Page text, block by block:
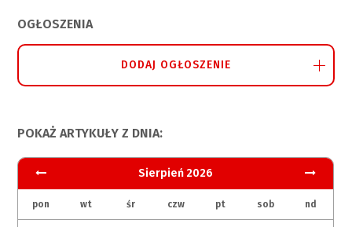
OGŁOSZENIA
DODAJ OGŁOSZENIE
POKAŻ ARTYKUŁY Z DNIA:
Sierpień 2026
pon wt śr czw pt sob nd